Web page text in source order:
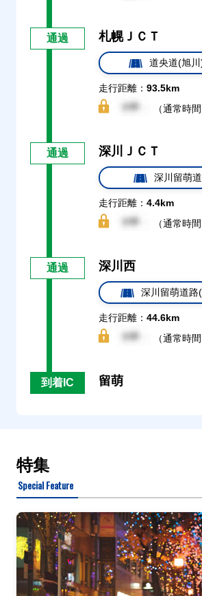
通過 札幌ＪＣＴ
道央道(旭
走行距離： 93.5km
（通常時
通過 深川ＪＣＴ
深川留萌
走行距離： 4.4km
（通常時間
通過 深川西
深川留萌道路
走行距離： 44.6km
（通常時
到着IC 留萌
特集
Special Feature